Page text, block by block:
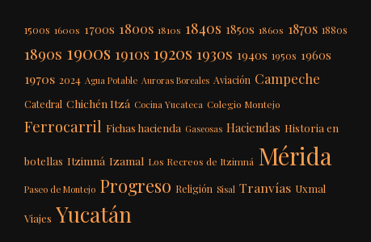
1500s 1600s 1700s 1800s 1810s 1840s 1850s 1860s 1870s 1880s
1890s 1900s 1910s 1920s 1930s 1940s 1950s 1960s
1970s 2024 Agua Potable Auroras Boreales Aviación Campeche
Catedral Chichén Itzá Cocina Yucateca Colegio Montejo
Ferrocarril Fichas hacienda Gaseosas Haciendas Historia en
botellas Itzimná Izamal Los Recreos de Itzimná Mérida
Paseo de Montejo Progreso Religión Sisal Tranvías Uxmal
Viajes Yucatán